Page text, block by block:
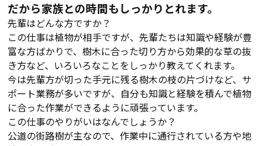
だから家族との時間もしっかりとれます。
先輩はどんな方ですか？
この仕事は植物が相手ですが、先輩たちは知識や経験が豊
富な方ばかりで、樹木に合った切り方から効果的な草の抜
き方など、いろいろなことをしっかり教えてくれます。
今は先輩方が切った手元に残る樹木の枝の片づけなど、サ
ポート業務が多いですが、自分も知識と経験を積んで植物
に合った作業ができるように頑張っています。
この仕事のやりがいはなんでしょうか？
公道の街路樹が主なので、作業中に通行されている方や地